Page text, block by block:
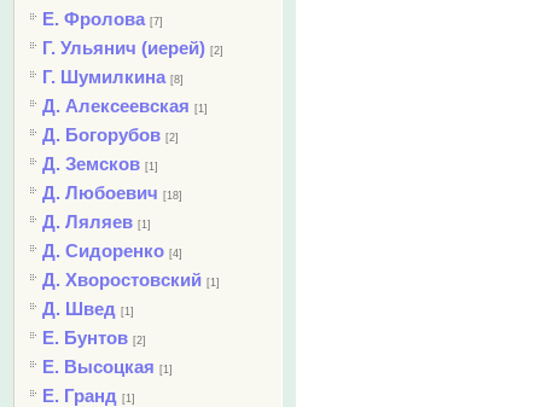
Е. Фролова [7]
Г. Ульянич (иерей) [2]
Г. Шумилкина [8]
Д. Алексеевская [1]
Д. Богорубов [2]
Д. Земсков [1]
Д. Любоевич [18]
Д. Ляляев [1]
Д. Сидоренко [4]
Д. Хворостовский [1]
Д. Швед [1]
Е. Бунтов [2]
Е. Высоцкая [1]
Е. Гранд [1]